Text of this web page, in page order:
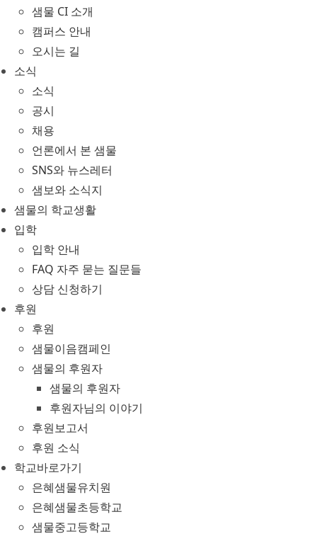
샘물 CI 소개
캠퍼스 안내
오시는 길
소식
소식
공시
채용
언론에서 본 샘물
SNS와 뉴스레터
샘보와 소식지
샘물의 학교생활
입학
입학 안내
FAQ 자주 묻는 질문들
상담 신청하기
후원
후원
샘물이음캠페인
샘물의 후원자
샘물의 후원자
후원자님의 이야기
후원보고서
후원 소식
학교바로가기
은혜샘물유치원
은혜샘물초등학교
샘물중고등학교